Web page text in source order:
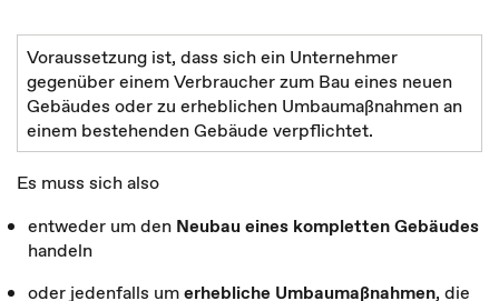
Voraussetzung ist, dass sich ein Unternehmer
gegenüber einem Verbraucher zum Bau eines neuen
Gebäudes oder zu erheblichen Umbaumaßnahmen an
einem bestehenden Gebäude verpflichtet.
Es muss sich also
entweder um den Neubau eines kompletten Gebäudes
handeln
oder jedenfalls umerhebliche Umbaumaßnahmen, die